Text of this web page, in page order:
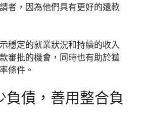
者，因為他們具有更好的還款
穩定的就業狀況和持續的收入
審批的機會，同時也有助於獲
條件。
負債，善用整合負